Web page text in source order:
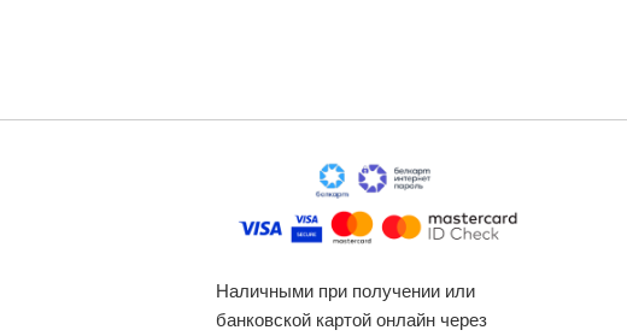
Наличными при получении или
банковской картой онлайн через